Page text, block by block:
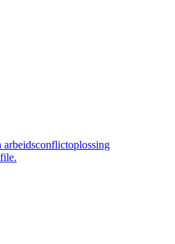
arbeidsconflictoplossing